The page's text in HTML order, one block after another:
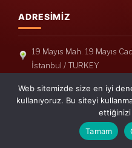
ADRESIMIZ
19 Mayıs Mah. 19 Mayıs
İstanbul / TURKEY
Telefon: +90(212) 240 33
Telefon: +90(212) 248 19
info@erisymm.com
Web sitemizde size en iyi
kullanıyoruz. Bu siteyi
ettiğinizi
Tamam